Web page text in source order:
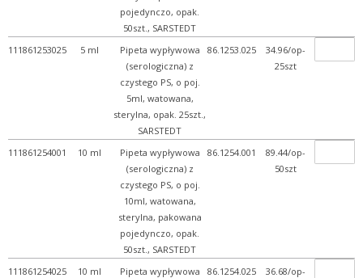
pojedynczo, opak.
50szt., SARSTEDT
111861253025 5 ml
Pipeta wypływowa
(serologiczna) z
czystego PS, o poj.
5ml, watowana,
sterylna, opak. 25szt.,
SARSTEDT
86.1253.025
34.96/op-
25szt
111861254001 10 ml
Pipeta wypływowa
(serologiczna) z
czystego PS, o poj.
10ml, watowana,
sterylna, pakowana
pojedynczo, opak.
50szt., SARSTEDT
86.1254.001
89.44/op-
50szt
111861254025 10 ml Pipeta wypływowa 86.1254.025 36.68/op-